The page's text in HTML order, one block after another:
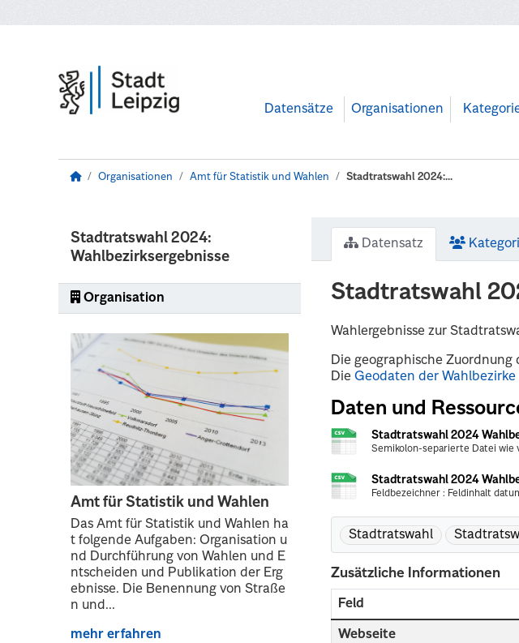
Datensätze Organisationen
Organisationen Amt für Statistik und Wahlen Stadtratswahl 2024:...
Stadtratswahl 2024:
Wahlbezirksergebnisse
Organisation
Amt für Statistik und Wahlen
Das Amt für Statistik und Wahlen ha
t folgende Aufgaben: Organisation u
nd Durchführung von Wahlen und E
ntscheiden und Publikation der Erg
ebnisse. Die Benennung von Straße
n und...
mehr erfahren
Datensatz
Stadtratswahl
Wahlergebnisse zur
Die geographische
DieGeodaten der Wahlbezirke
Daten und
Stadtratswahl 2024
Semikolon-separierte Datei wie
Stadtratswahl 2024
Feldbezeichner : Feldinhalt
Stadtratswahl
Zusätzliche Informationen
Feld
Webseite